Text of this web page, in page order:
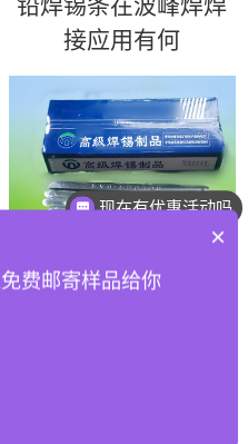
接应用有何
沙河口63锡条 | 超高
现在有优惠活动吗
×
费邮寄样品给你